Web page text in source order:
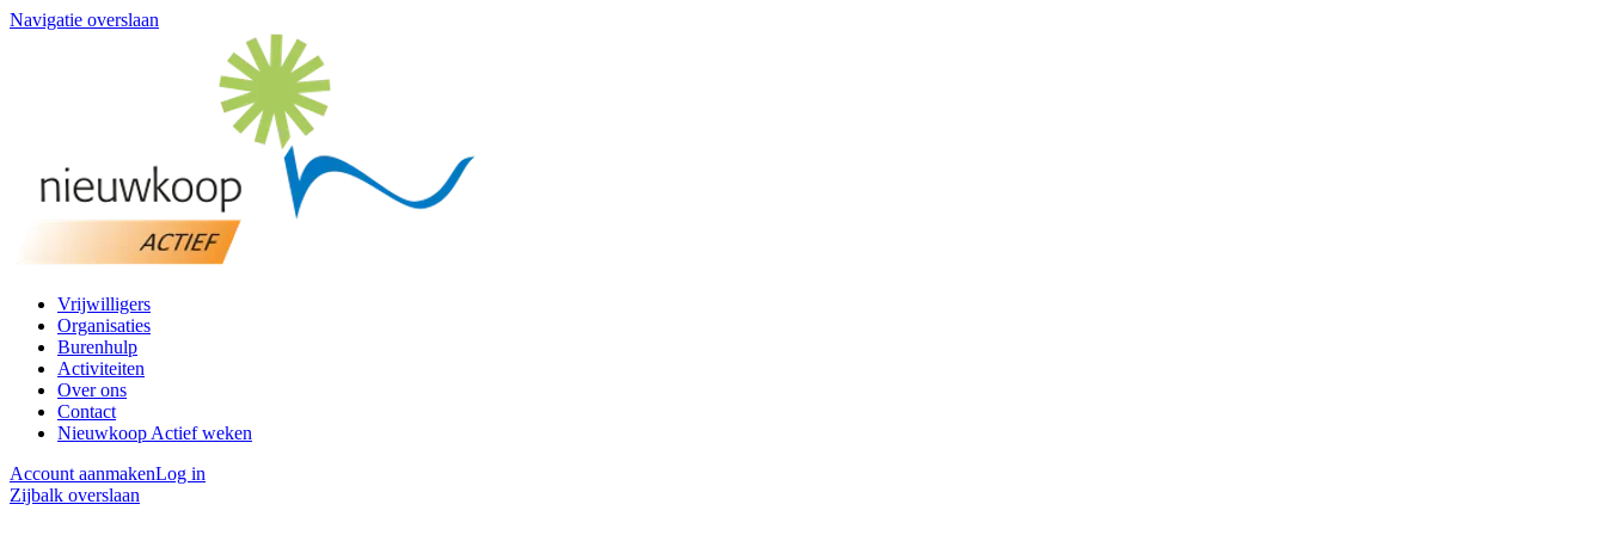
Navigatie overslaan
Vrijwilligers
Organisaties
Burenhulp
Activiteiten
Over ons
Contact
Nieuwkoop Actief weken
Account aanmakenLog in
Zijbalk overslaan